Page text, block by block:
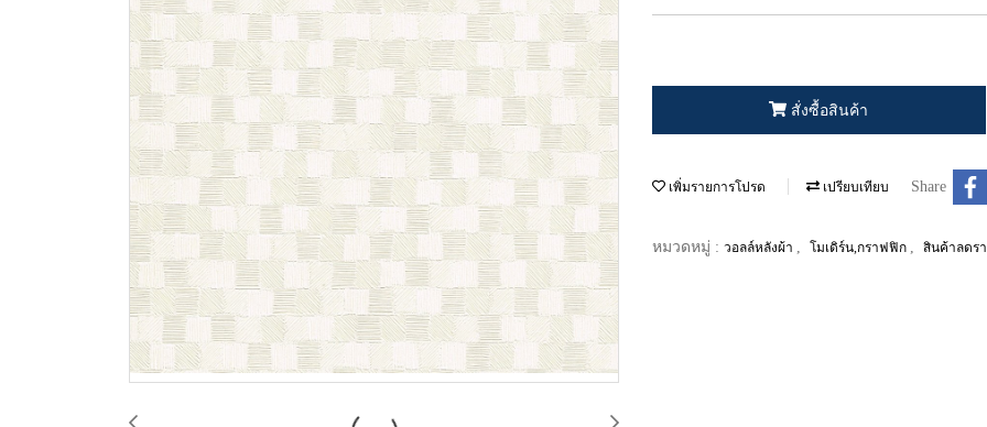
สั่งซื้อสินค้า
เพิ่มรายการโปรด เปรียบเทียบ Share
หมวดหมู่ : วอลล์หลังผ้า โมเดิร์น,กราฟฟิก สินค้าลดร